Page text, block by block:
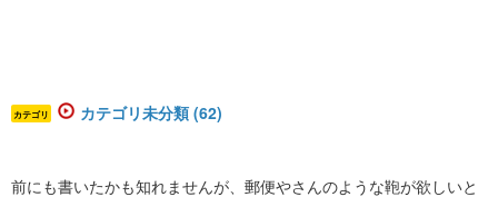
カテゴリ カテゴリ未分類 (62)
前にも書いたかも知れませんが、郵便やさんのような鞄が欲しいと